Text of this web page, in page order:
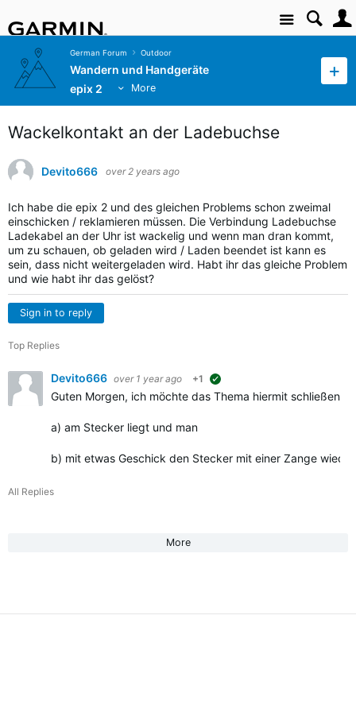
Site
German Forum Outdoor
Wandern und Handgeräte
epix 2
More
Wackelkontakt an der Ladebuchse
Devito666 over 2 years ago
Ich habe die epix 2 und des gleichen Problems schon zweimal
einschicken / reklamieren müssen. Die Verbindung Ladebuchse
Ladekabel an der Uhr ist wackelig und wenn man dran kommt,
um zu schauen, ob geladen wird / Laden beendet ist kann es
sein, dass nicht weitergeladen wird. Habt ihr das gleiche Problem
und wie habt ihr das gelöst?
Sign in to reply
Top Replies
Devito666 over 1 year ago +1
Guten Morgen, ich möchte das Thema hiermit schließen.
a) am Stecker liegt und man
b) mit etwas Geschick den Stecker mit einer Zange
All Replies
More